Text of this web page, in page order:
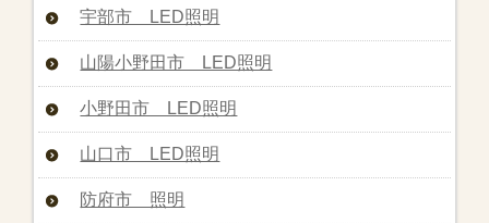
宇部市 LED照明
山陽小野田市 LED照明
小野田市 LED照明
山口市 LED照明
防府市 照明